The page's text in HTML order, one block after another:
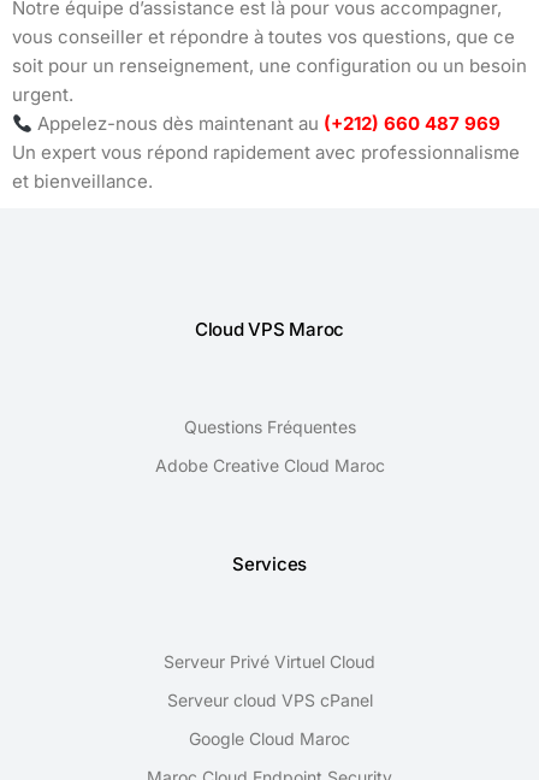
Notre équipe d’assistance est là pour vous accompagner,
vous conseiller et répondre à toutes vos questions, que ce
soit pour un renseignement, une configuration ou un besoin
urgent.
Appelez-nous dès maintenant au (+212) 660 487 969
Un expert vous répond rapidement avec professionnalisme
et bienveillance.
Cloud VPS Maroc
Questions Fréquentes
Adobe Creative Cloud Maroc
Services
Serveur Privé Virtuel Cloud
Serveur cloud VPS cPanel
Google Cloud Maroc